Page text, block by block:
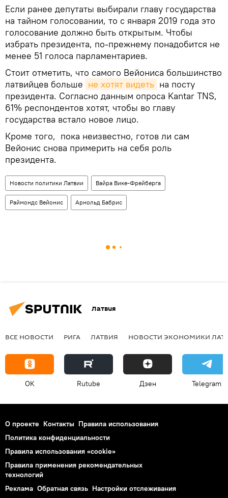
Если ранее депутаты выбирали главу государства
на тайном голосовании, то с января 2019 года это
голосование должно быть открытым. Чтобы
избрать президента, по-прежнему понадобится не
менее 51 голоса парламентариев.
Стоит отметить, что самого Вейониса большинство
латвийцев больше не хотят видеть на посту
президента. Согласно данным опроса Kantar TNS,
61% респондентов хотят, чтобы во главу
государства встало новое лицо.
Кроме того, пока неизвестно, готов ли сам
Вейонис снова примерить на себя роль
президента.
Новости политики Латвии Вайра Вике-Фрейберга
Раймондс Вейонис Арнольд Бабрис
Латвия
ВСЕ НОВОСТИ РИГА ЛАТВИЯ НОВОСТИ ЭКОНОМИКИ
OK Rutube Дзен Telegram
О проекте Контакты Правила использования
Политика конфиденциальности
Правила использования «cookie»
Правила применения рекомендательных
технологий
Реклама Обратная связь Настройки отслеживания